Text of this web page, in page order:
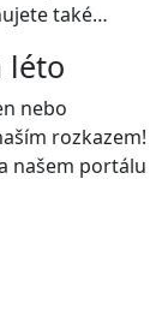
také…
léto
nebo
rozkazem!
našem portálu